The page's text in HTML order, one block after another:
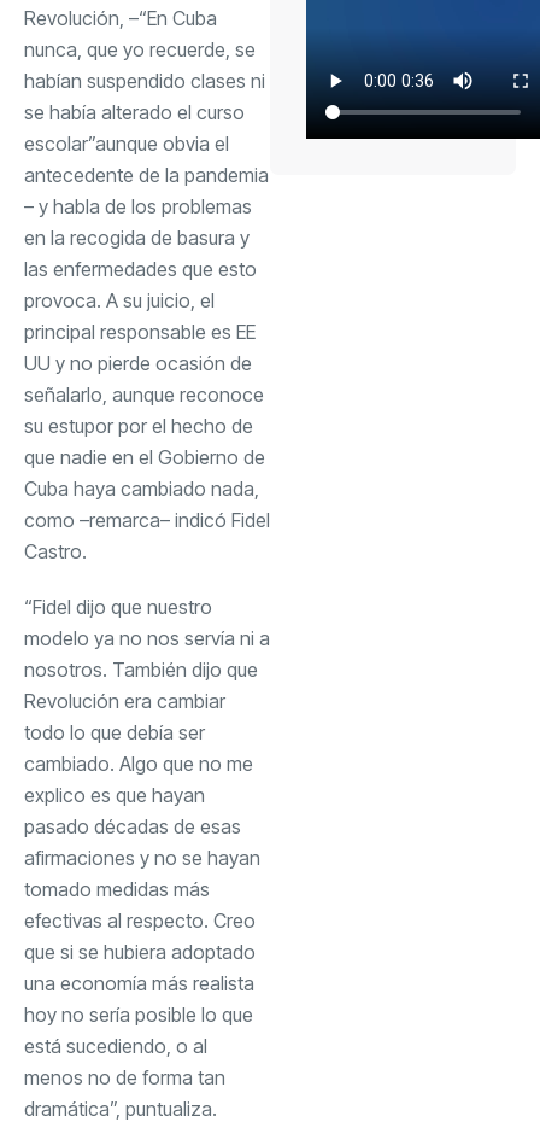
Revolución, –“En Cuba
nunca, que yo recuerde, se
habían suspendido clases ni
se había alterado el curso
escolar”aunque obvia el
antecedente de la pandemia
– y habla de los problemas
en la recogida de basura y
las enfermedades que esto
provoca. A su juicio, el
principal responsable es EE
UU y no pierde ocasión de
señalarlo, aunque reconoce
su estupor por el hecho de
que nadie en el Gobierno de
Cuba haya cambiado nada,
como –remarca– indicó Fidel
Castro.
“Fidel dijo que nuestro
modelo ya no nos servía ni a
nosotros. También dijo que
Revolución era cambiar
todo lo que debía ser
cambiado. Algo que no me
explico es que hayan
pasado décadas de esas
afirmaciones y no se hayan
tomado medidas más
efectivas al respecto. Creo
que si se hubiera adoptado
una economía más realista
hoy no sería posible lo que
está sucediendo, o al
menos no de forma tan
dramática”, puntualiza.